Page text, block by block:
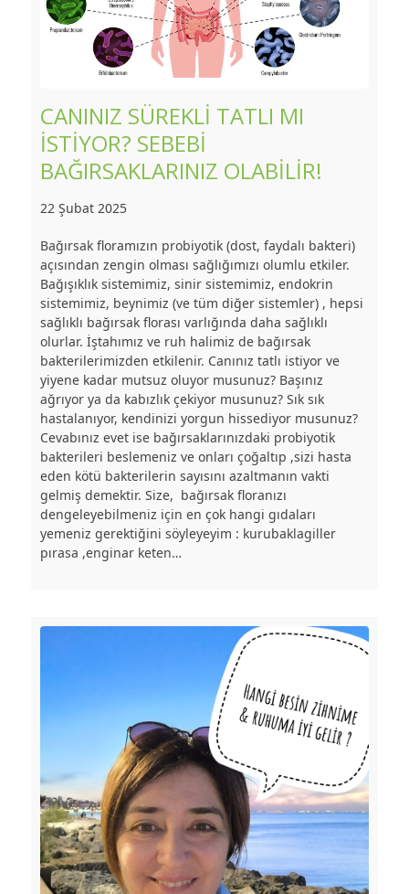
CANINIZ SÜREKLİ TATLI MI
İSTİYOR? SEBEBİ
BAĞIRSAKLARINIZ OLABİLİR!
22 Şubat 2025
Bağırsak floramızın probiyotik (dost, faydalı bakteri)
açısından zengin olması sağlığımızı olumlu etkiler.
Bağışıklık sistemimiz, sinir sistemimiz, endokrin
sistemimiz, beynimiz (ve tüm diğer sistemler) , hepsi
sağlıklı bağırsak florası varlığında daha sağlıklı
olurlar. İştahımız ve ruh halimiz de bağırsak
bakterilerimizden etkilenir. Canınız tatlı istiyor ve
yiyene kadar mutsuz oluyor musunuz? Başınız
ağrıyor ya da kabızlık çekiyor musunuz? Sık sık
hastalanıyor, kendinizi yorgun hissediyor musunuz?
Cevabınız evet ise bağırsaklarınızdaki probiyotik
bakterileri beslemeniz ve onları çoğaltıp ,sizi hasta
eden kötü bakterilerin sayısını azaltmanın vakti
gelmiş demektir. Size, bağırsak floranızı
dengeleyebilmeniz için en çok hangi gıdaları
yemeniz gerektiğini söyleyeyim : kurubaklagiller
pırasa ,enginar keten…